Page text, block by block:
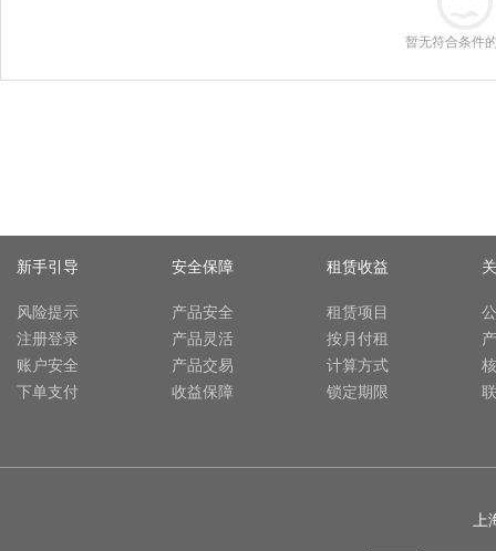
暂无符合条件
新手引导
风险提示
注册登录
账户安全
下单支付
安全保障
产品安全
产品灵活
产品交易
收益保障
租赁收益
租赁项目
按月付租
计算方式
锁定期限